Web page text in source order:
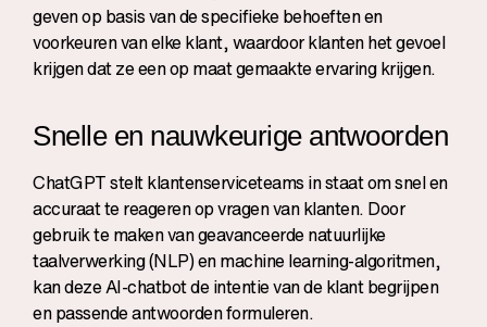
geven op basis van de specifieke behoeften en
voorkeuren van elke klant, waardoor klanten het gevoel
krijgen dat ze een op maat gemaakte ervaring krijgen.
Snelle en nauwkeurige antwoorden
ChatGPT stelt klantenserviceteams in staat om snel en
accuraat te reageren op vragen van klanten. Door
gebruik te maken van geavanceerde natuurlijke
taalverwerking (NLP) en machine learning-algoritmen,
kan deze AI-chatbot de intentie van de klant begrijpen
en passende antwoorden formuleren.